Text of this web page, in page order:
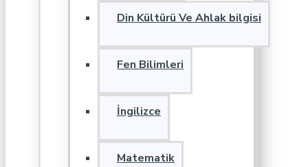
Din Kültürü Ve Ahlak bilgisi
Fen Bilimleri
İngilizce
Matematik